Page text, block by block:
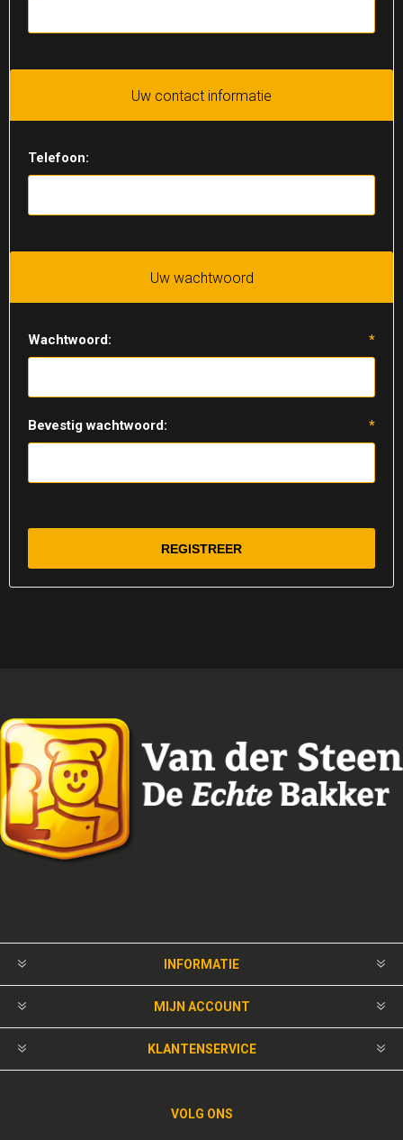
Uw contact informatie
Telefoon:
Uw wachtwoord
Wachtwoord: *
Bevestig wachtwoord: *
INFORMATIE
MIJN ACCOUNT
KLANTENSERVICE
VOLG ONS